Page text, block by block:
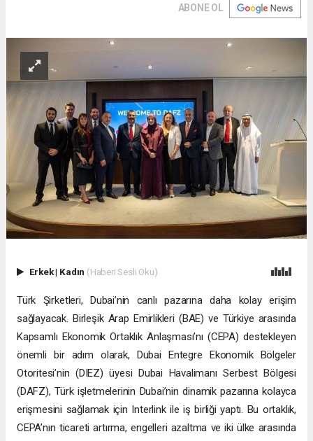
ABONE OL
Erkek| Kadın (Haberi Sesli Oku)
Türk Şirketleri, Dubai’nin canlı pazarına daha kolay erişim
sağlayacak. Birleşik Arap Emirlikleri (BAE) ve Türkiye arasında
Kapsamlı Ekonomik Ortaklık Anlaşması’nı (CEPA) destekleyen
önemli bir adım olarak, Dubai Entegre Ekonomik Bölgeler
Otoritesi’nin (DIEZ) üyesi Dubai Havalimanı Serbest Bölgesi
(DAFZ), Türk işletmelerinin Dubai’nin dinamik pazarına kolayca
erişmesini sağlamak için Interlink ile iş birliği yaptı. Bu ortaklık,
CEPA’nın ticareti artırma, engelleri azaltma ve iki ülke arasında